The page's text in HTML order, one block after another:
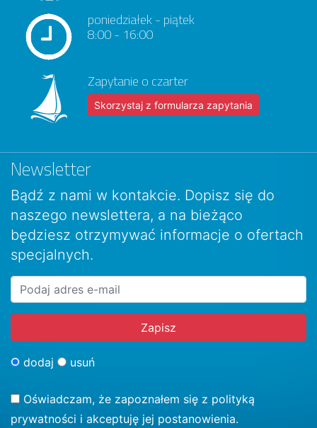
poniedziałek - piątek
8:00 - 16:00
Zapytanie o czarter
Skorzystaj z formularza zapytania
Newsletter
Bądź z nami w kontakcie. Dopisz się do
naszego newslettera, a na bieżąco
będziesz otrzymywać informacje o ofertach
specjalnych.
dodaj usuń
Oświadczam, że zapoznałem się z polityką
prywatności i akceptuję jej postanowienia.